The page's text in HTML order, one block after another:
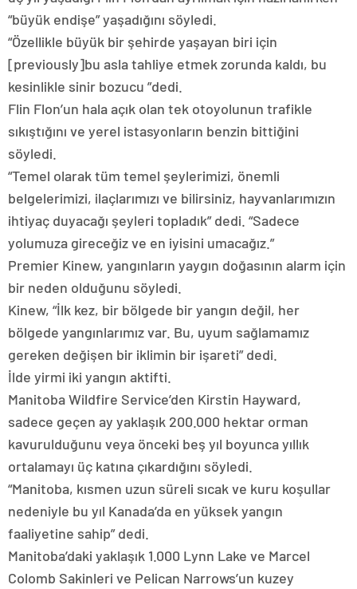
“büyük endişe” yaşadığını söyledi.
“Özellikle büyük bir şehirde yaşayan biri için
[previously]bu asla tahliye etmek zorunda kaldı, bu
kesinlikle sinir bozucu ”dedi.
Flin Flon’un hala açık olan tek otoyolunun trafikle
sıkıştığını ve yerel istasyonların benzin bittiğini
söyledi.
“Temel olarak tüm temel şeylerimizi, önemli
belgelerimizi, ilaçlarımızı ve bilirsiniz, hayvanlarımızın
ihtiyaç duyacağı şeyleri topladık” dedi. “Sadece
yolumuza gireceğiz ve en iyisini umacağız.”
Premier Kinew, yangınların yaygın doğasının alarm için
bir neden olduğunu söyledi.
Kinew, “İlk kez, bir bölgede bir yangın değil, her
bölgede yangınlarımız var. Bu, uyum sağlamamız
gereken değişen bir iklimin bir işareti” dedi.
İlde yirmi iki yangın aktifti.
Manitoba Wildfire Service’den Kirstin Hayward,
sadece geçen ay yaklaşık 200.000 hektar orman
kavurulduğunu veya önceki beş yıl boyunca yıllık
ortalamayı üç katına çıkardığını söyledi.
“Manitoba, kısmen uzun süreli sıcak ve kuru koşullar
nedeniyle bu yıl Kanada’da en yüksek yangın
faaliyetine sahip” dedi.
Manitoba’daki yaklaşık 1.000 Lynn Lake ve Marcel
Colomb Sakinleri ve Pelican Narrows’un kuzey